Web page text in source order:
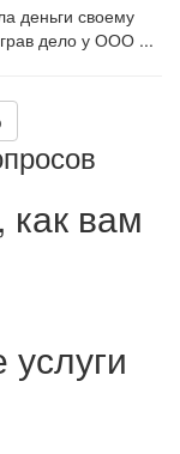
деньги своему
дело у ООО ...
вам